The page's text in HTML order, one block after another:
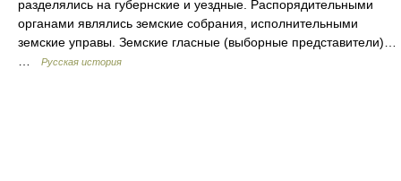
разделялись на губернские и уездные. Распорядительными
органами являлись земские собрания, исполнительными
земские управы. Земские гласные (выборные представители)…
Русская история